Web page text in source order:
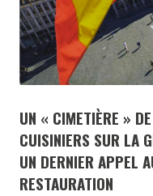
UN « CIMETIÈRE »
CUISINIERS SUR LA
UN DERNIER APPEL
RESTAURATION